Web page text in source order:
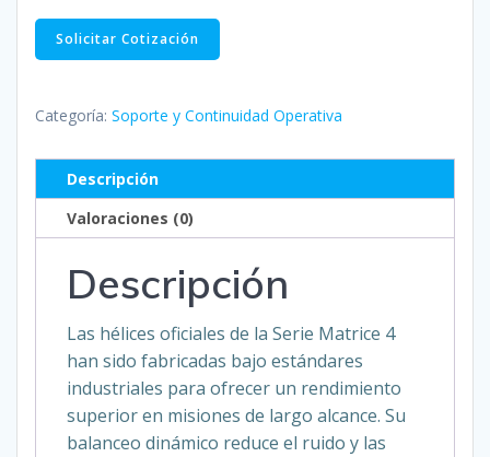
Hélices
para
DJI
4
(M4E
cantidad
Solicitar Cotización
Categoría: Soporte y Continuidad Operativa
Descripción
Valoraciones (0)
Descripción
Las hélices oficiales de la Serie Matrice 4
han sido fabricadas bajo estándares
industriales para ofrecer un rendimiento
superior en misiones de largo alcance. Su
balanceo dinámico reduce el ruido y las